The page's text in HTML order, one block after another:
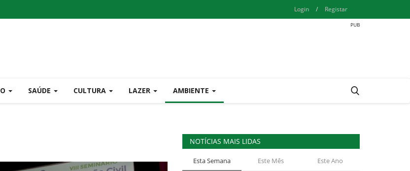
Login / Registar
SAÚDE CULTURA LAZER AMBIENTE
NOTÍCIAS MAIS LIDAS
Esta Semana Este Mês Este Ano